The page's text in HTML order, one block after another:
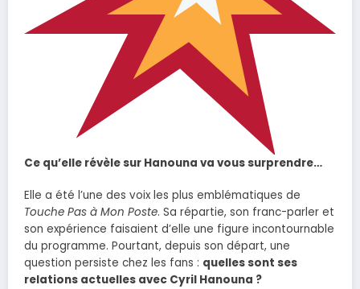
Ce qu’elle révèle sur Hanouna va vous surprendre…
Elle a été l’une des voix les plus emblématiques de
Touche Pas à Mon Poste. Sa répartie, son franc-parler et
son expérience faisaient d’elle une figure incontournable
du programme. Pourtant, depuis son départ, une
question persiste chez les fans : quelles sont ses
relations actuelles avec Cyril Hanouna ?